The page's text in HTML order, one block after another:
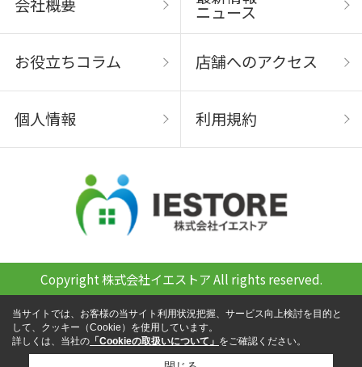
会社概要 ニュース
お役立ちコラム 店舗へのアクセス
個人情報 利用規約
Copyright 株式会社イエストア All rights reserved.
当サイトでは、お客様の当サイト利用状況把握、サービス向上検討を目的と
して、クッキー（Cookie）を使用しています。
詳しくは、当社の 「Cookieの取扱いについて」 をご確認ください。